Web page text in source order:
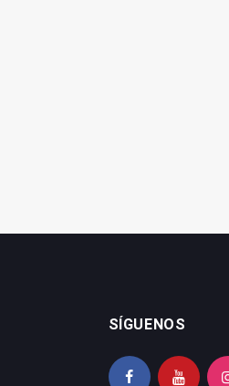
SÍGUENOS